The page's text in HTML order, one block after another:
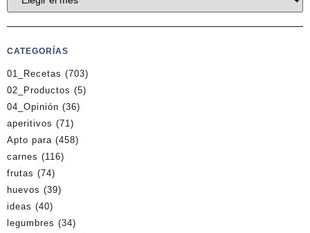
CATEGORÍAS
01_Recetas (703)
02_Productos (5)
04_Opinión (36)
aperitivos (71)
Apto para (458)
carnes (116)
frutas (74)
huevos (39)
ideas (40)
legumbres (34)